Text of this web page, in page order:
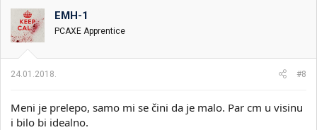
EMH-1
PCAXE Apprentice
24.01.2018. #8
Meni je prelepo, samo mi se čini da je malo. Par cm u visinu
i bilo bi idealno.